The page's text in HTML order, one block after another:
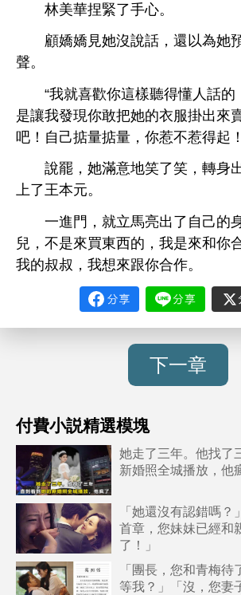
林美華捏緊
。
顧嬌嬌見
沒 話，還以為
。
“
就 樣 得懂 話
讓
現 敢把 掛
吧！自己掂量掂量，
惹
惹得起
罷，
滿 笑 笑，轉
王本元。
，就
馬亮 自己
兒，
買 ，
叔叔，
跟 作。
下一章
付費小説精選模塊
她走了三年。他找了
新婚照全城播放，他
「她還沒有認錯嗎
首章，您妹妹已經和
了！」
「團長，您和青梅待
等我？」「沒，您妻